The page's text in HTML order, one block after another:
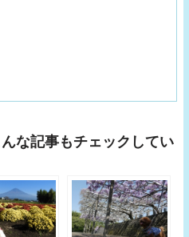
な記事もチェックしてい